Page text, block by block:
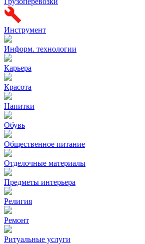
Инструмент
Информ. технологии
Карьера
Красота
Напитки
Обувь
Общественное питание
Отделочные материалы
Предметы интерьера
Религия
Ремонт
Ритуальные услуги